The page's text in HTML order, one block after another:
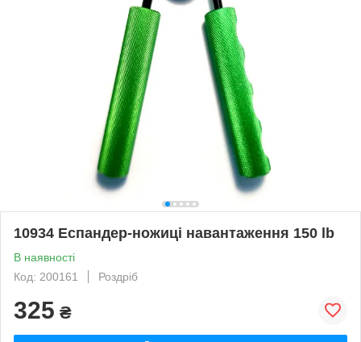
10934 Еспандер-ножиці навантаження 150 lb
В наявності
Код: 200161
Роздріб
325 ₴